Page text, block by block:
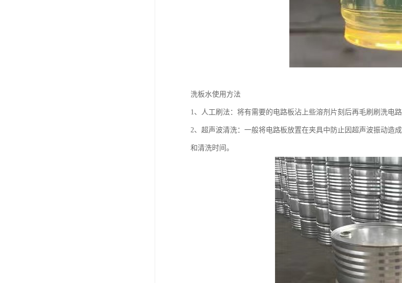
洗板水使用方法
1、人工刷法：将有需要的电路板沾上些溶剂片刻后再毛刷刷洗电
2、超声波清洗：一般将电路板放置在夹具中防止因超声波振动造
和清洗时间。